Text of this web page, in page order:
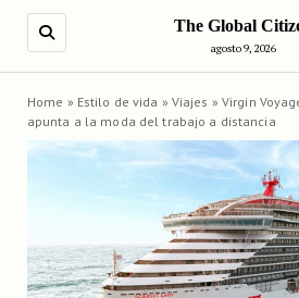
The Global
agosto 9, 2026
Home » Estilo de vida » Viajes » Virgin
apunta a la moda del trabajo a distancia